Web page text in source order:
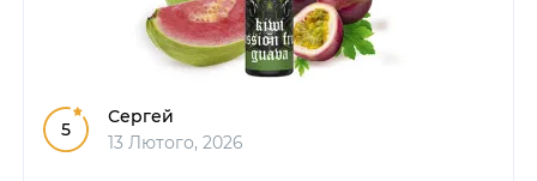
5
Сергей
13 Лютого, 2026